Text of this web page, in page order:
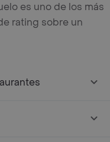
es uno de los más
rating sobre un